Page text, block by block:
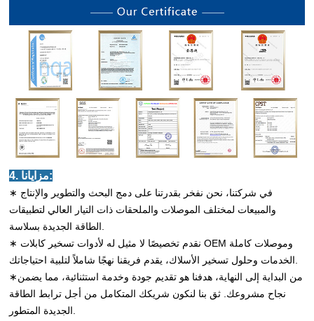
4. مزايانا:
∗ في شركتنا، نحن نفخر بقدرتنا على دمج البحث والتطوير والإنتاج
والمبيعات لمختلف الموصلات والملحقات ذات التيار العالي لتطبيقات
∗ نقدم تخصيصًا لا مثيل له لأدوات تسخير كابلات OEM وموصلات كاملة
∗من البداية إلى النهاية، هدفنا هو تقديم جودة وخدمة استثنائية، مما يضمن
نجاح مشروعك. ثق بنا لنكون شريكك المتكامل من أجل ترابط الطاقة